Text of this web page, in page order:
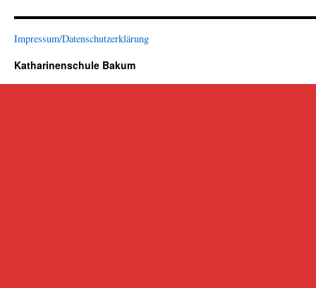
Impressum/Datenschutzerklärung
Katharinenschule Bakum